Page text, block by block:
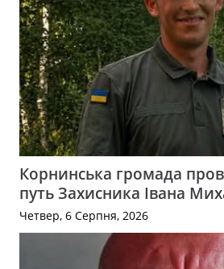
Корнинська громада
путь Захисника Івана
Четвер, 6 Серпня, 2026